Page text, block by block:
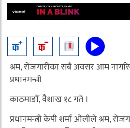
श्रम, रोजगारीका सबै अवसर आम
प्रधानमन्त्री
काठमाडौँ, वैशाख १८ गते ।
प्रधानमन्त्री केपी शर्मा ओलीले श्रम,